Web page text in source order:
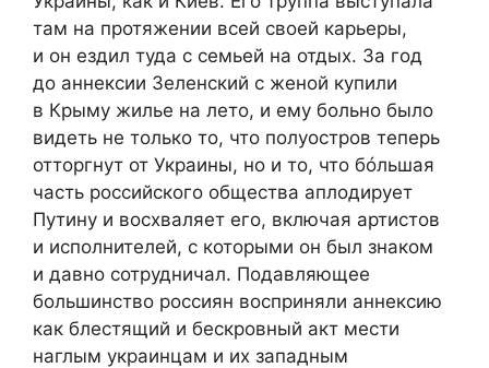
там на протяжении всей своей карьеры,
и он ездил туда с семьей на отдых. За год
до аннексии Зеленский с женой купили
в Крыму жилье на лето, и ему больно было
видеть не только то, что полуостров теперь
отторгнут от Украины, но и то, что бóльшая
часть российского общества аплодирует
Путину и восхваляет его, включая артистов
и исполнителей, с которыми он был знаком
и давно сотрудничал. Подавляющее
большинство россиян восприняли аннексию
как блестящий и бескровный акт мести
наглым украинцам и их западным